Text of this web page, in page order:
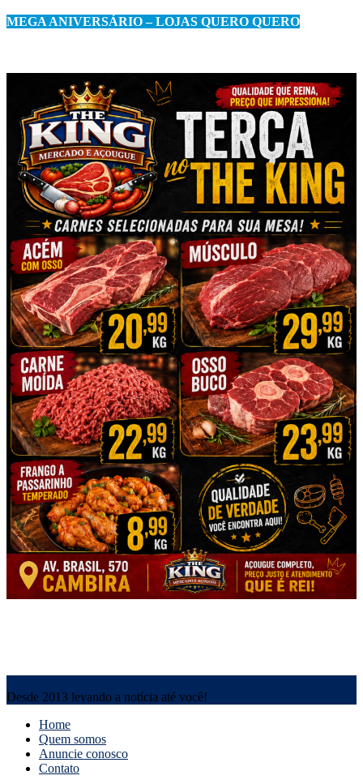
MEGA ANIVERSÁRIO – LOJAS QUERO QUERO
Desde 2013 levando a notícia até você!
Home
Quem somos
Anuncie conosco
Contato